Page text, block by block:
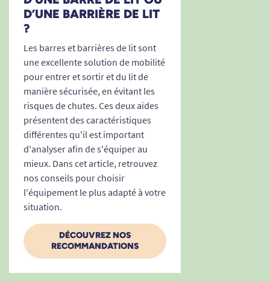
D’UNE BARRIÈRE DE LIT
?
Les barres et barrières de lit sont
une excellente solution de mobilité
pour entrer et sortir et du lit de
manière sécurisée, en évitant les
risques de chutes. Ces deux aides
présentent des caractéristiques
différentes qu'il est important
d'analyser afin de s'équiper au
mieux. Dans cet article, retrouvez
nos conseils pour choisir
l'équipement le plus adapté à votre
situation.
DÉCOUVREZ NOS
RECOMMANDATIONS